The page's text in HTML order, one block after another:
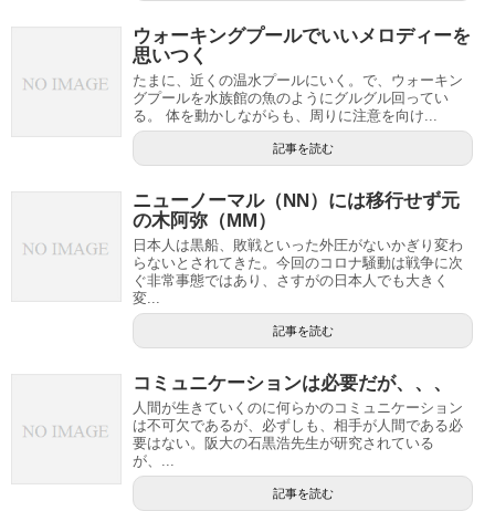
ウォーキングプールでいいメロディーを
思いつく
たまに、近くの温水プールにいく。で、ウォーキン
グプールを水族館の魚のようにグルグル回ってい
る。 体を動かしながらも、周りに注意を向け...
記事を読む
ニューノーマル（NN）には移行せず元
の木阿弥（MM）
日本人は黒船、敗戦といった外圧がないかぎり変わ
らないとされてきた。今回のコロナ騒動は戦争に次
ぐ非常事態ではあり、さすがの日本人でも大きく
変...
記事を読む
コミュニケーションは必要だが、、、
人間が生きていくのに何らかのコミュニケーション
は不可欠であるが、必ずしも、相手が人間である必
要はない。阪大の石黒浩先生が研究されている
が、...
記事を読む